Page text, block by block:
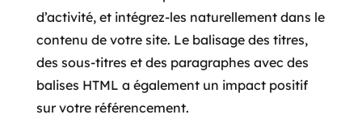
d’activité, et intégrez-les naturellement dans le
contenu de votre site. Le balisage des titres,
des sous-titres et des paragraphes avec des
balises HTML a également un impact positif
sur votre référencement.